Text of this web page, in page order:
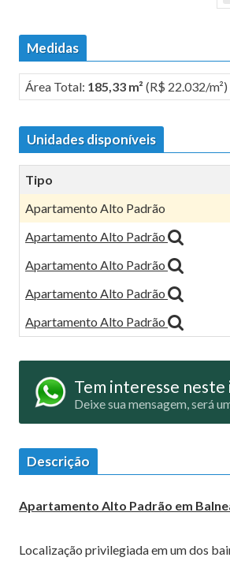
Medidas
Área Total: 185,33 m² (R$ 22.032/m²)
Unidades disponíveis
Tipo
Apartamento Alto Padrão
Apartamento Alto Padrão
Apartamento Alto Padrão
Apartamento Alto Padrão
Apartamento Alto Padrão
Tem interesse neste
Deixe sua mensagem, será
Descrição
Apartamento Alto Padrão em
Localização privilegiada em um dos